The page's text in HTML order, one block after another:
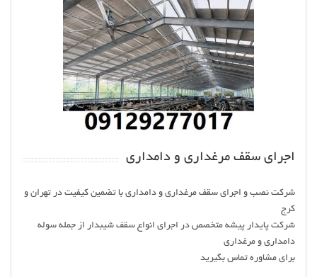
اجرای سقف مرغداری و دامداری
شرکت نصب و اجرای سقف مرغداری و دامداری با تضمین کیفیت در تهران و
شرکت پایدار پیشه متخصص در اجرای انواع سقف شیبدار از جمله سوله
برای مشاوره تماس بگیرید